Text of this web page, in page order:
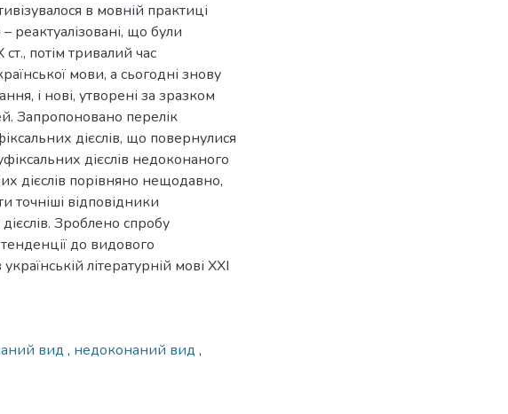
в мовній практиці
реактуалізовані, що були
потім тривалий час
мови, а сьогодні знову
і нові, утворені за зразком
Запропоновано перелік
дієслів, що повернулися
дієслів недоконаного
дієслів порівняно нещодавно,
точніші відповідники
Зроблено спробу
до видового
літературній мові ХХІ
вид , недоконаний вид ,